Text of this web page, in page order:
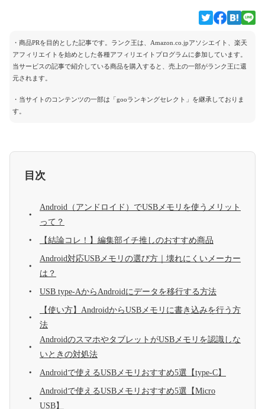
・商品PRを目的とした記事です。ランク王は、Amazon.co.jpアソシエイト、楽天
アフィリエイトを始めとした各種アフィリエイトプログラムに参加しています。
当サービスの記事で紹介している商品を購入すると、売上の一部がランク王に還
元されます。
・当サイトのコンテンツの一部は「gooランキングセレクト」を継承しておりま
す。
目次
Android（アンドロイド）でUSBメモリを使うメリット
って？
【結論コレ！】編集部イチ推しのおすすめ商品
Android対応USBメモリの選び方｜壊れにくいメーカー
は？
USB type-AからAndroidにデータを移行する方法
【使い方】AndroidからUSBメモリに書き込みを行う方
法
AndroidのスマホやタブレットがUSBメモリを認識しな
いときの対処法
Androidで使えるUSBメモリおすすめ5選【type-C】
Androidで使えるUSBメモリおすすめ5選【Micro
USB】